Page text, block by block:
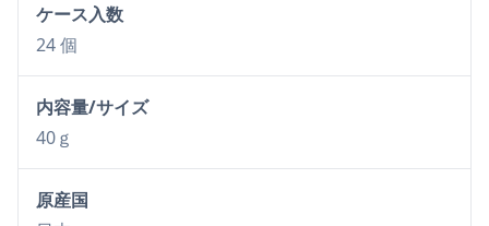
ケース入数
24 個
内容量/サイズ
40ｇ
原産国